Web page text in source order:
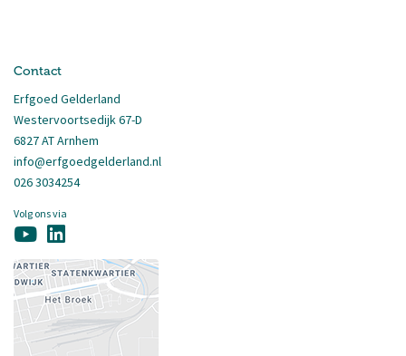
Contact
Erfgoed Gelderland
Westervoortsedijk 67-D
6827 AT Arnhem
info@erfgoedgelderland.nl
026 3034254
Volg ons via